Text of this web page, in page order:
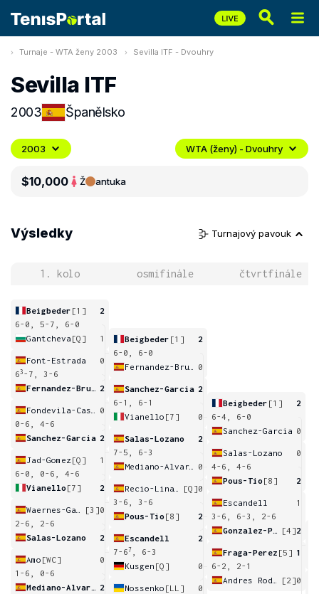
Turnaje - WTA ženy 2003 Sevilla ITF - Dvouhry
Sevilla ITF
2003 Španělsko
2003 WTA (ženy) - Dvouhry
$10,000 Ž antuka
Výsledky Turnajový pavouk
1. kolo osmifinále čtvrtfinále
Beigbeder [1]
2
6-0, 5-7, 6-0
Gantcheva [Q] 1
Font-Estrada
0
63 -7, 3-6
2
0
0-6, 4-6
Sanchez-Garcia 2
Jad-Gomez [Q]
1
6-0, 0-6, 4-6
Vianello [7] 2
[3]0
2-6, 2-6
Salas-Lozano
2
Amo [WC]
0
1-6, 0-6
2
Beigbeder [1]
2
6-0, 6-0
0
Sanchez-Garcia 2
6-1, 6-1
Vianello [7] 0
Salas-Lozano
2
7-5, 6-3
0
[Q]0
3-6, 3-6
Pous-Tio [8] 2
Escandell
2
7-67
, 6-3
Kusgen [Q] 0
Nossenko [LL]
0
Beigbeder [1]
2
6-4, 6-0
Sanchez-Garcia 0
Salas-Lozano
0
4-6, 4-6
Pous-Tio [8] 2
Escandell
1
3-6, 6-3, 2-6
[4]2
Fraga-Perez [5] 1
6-2, 2-1
[2]0